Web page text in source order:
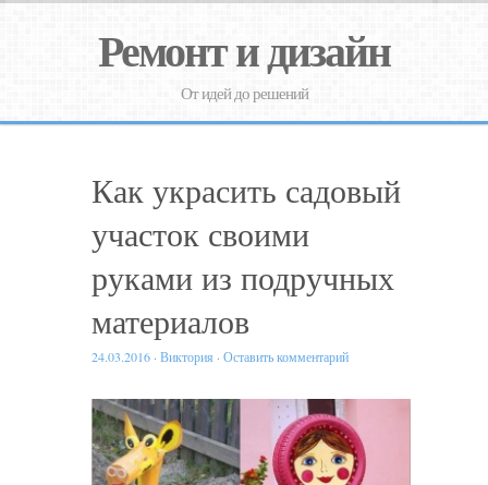
Ремонт и дизайн
От идей до решений
Как украсить садовый
участок своими
руками из подручных
материалов
24.03.2016 · Виктория · Оставить комментарий